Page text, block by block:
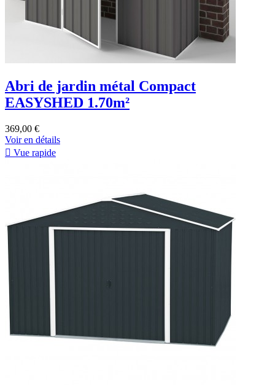
Abri de jardin métal Compact
EASYSHED 1.70m²
369,00 €
Voir en détails
 Vue rapide